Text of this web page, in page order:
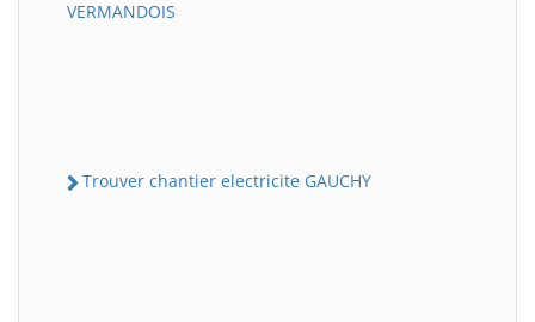
VERMANDOIS
Trouver chantier electricite GAUCHY